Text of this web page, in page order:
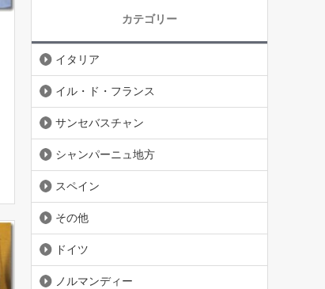
カテゴリー
イタリア
イル・ド・フランス
サンセバスチャン
シャンパーニュ地方
スペイン
その他
ドイツ
ノルマンディー